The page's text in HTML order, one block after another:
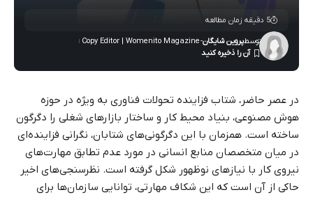
توسطپروین شایگان- Copy Editor | Womenito Magazine
5 دقیقه زمان مطالعه
در عصر حاضر، شتاب فزاینده تحولات فناوری به ویژه در حوزه
هوش مصنوعی، بنیاد محیط کار و ساختار بازارهای شغلی را دگرگون
ساخته است. همزمان با این دگرگونی‌های شتابان، نگرانی فزاینده‌ای
در میان متخصصان منابع انسانی در مورد عدم تطابق مهارت‌های
نیروی کار با نیازهای نوظهور شکل گرفته است. نظرسنجی‌های اخیر
حاکی از آن است که این شکاف مهارتی، توانایی سازمان‌ها برای